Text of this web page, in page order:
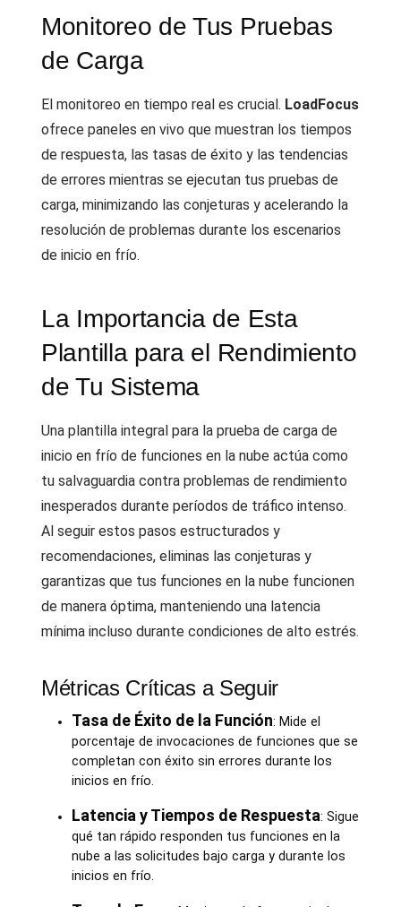
Monitoreo de Tus Pruebas
de Carga
El monitoreo en tiempo real es crucial. LoadFocus
ofrece paneles en vivo que muestran los tiempos
de respuesta, las tasas de éxito y las tendencias
de errores mientras se ejecutan tus pruebas de
carga, minimizando las conjeturas y acelerando la
resolución de problemas durante los escenarios
de inicio en frío.
La Importancia de Esta
Plantilla para el Rendimiento
de Tu Sistema
Una plantilla integral para la prueba de carga de
inicio en frío de funciones en la nube actúa como
tu salvaguardia contra problemas de rendimiento
inesperados durante períodos de tráfico intenso.
Al seguir estos pasos estructurados y
recomendaciones, eliminas las conjeturas y
garantizas que tus funciones en la nube funcionen
de manera óptima, manteniendo una latencia
mínima incluso durante condiciones de alto estrés.
Métricas Críticas a Seguir
Tasa de Éxito de la Función: Mide el
porcentaje de invocaciones de funciones que se
completan con éxito sin errores durante los
inicios en frío.
Latencia y Tiempos de Respuesta: Sigue
qué tan rápido responden tus funciones en la
nube a las solicitudes bajo carga y durante los
inicios en frío.